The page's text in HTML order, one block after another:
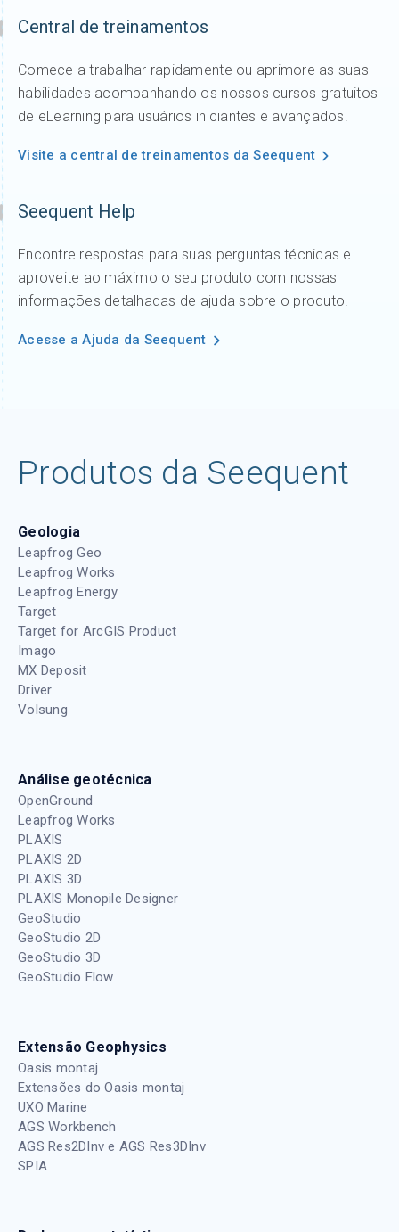
Central de treinamentos
Comece a trabalhar rapidamente ou aprimore as suas
habilidades acompanhando os nossos cursos gratuitos
de eLearning para usuários iniciantes e avançados.
Visite a central de treinamentos da Seequent
Seequent Help
Encontre respostas para suas perguntas técnicas e
aproveite ao máximo o seu produto com nossas
informações detalhadas de ajuda sobre o produto.
Acesse a Ajuda da Seequent
Produtos da Seequent
Geologia
Leapfrog Geo
Leapfrog Works
Leapfrog Energy
Target
Target for ArcGIS Product
Imago
MX Deposit
Driver
Volsung
Análise geotécnica
OpenGround
Leapfrog Works
PLAXIS
PLAXIS 2D
PLAXIS 3D
PLAXIS Monopile Designer
GeoStudio
GeoStudio 2D
GeoStudio 3D
GeoStudio Flow
Extensão Geophysics
Oasis montaj
Extensões do Oasis montaj
UXO Marine
AGS Workbench
AGS Res2DInv e AGS Res3DInv
SPIA